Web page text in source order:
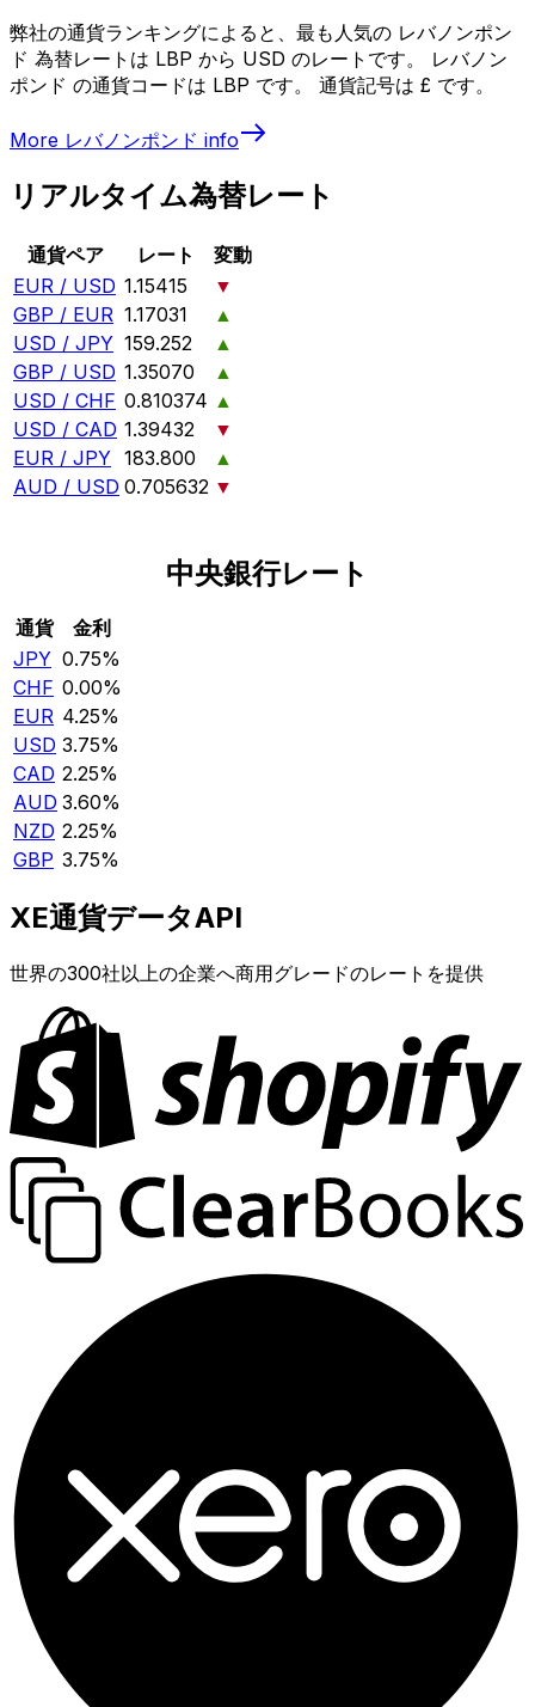
弊社の通貨ランキングによると、最も人気の レバノンポン
ド 為替レートは LBP から USD のレートです。 レバノン
ポンド の通貨コードは LBP です。 通貨記号は £ です。
More レバノンポンド info
リアルタイム為替レート
通貨ペア レート
変動
EUR / USD 1.15415
▼
GBP / EUR 1.17031
▲
USD / JPY 159.252
▲
GBP / USD 1.35070
▲
USD / CHF 0.810374 ▲
USD / CAD 1.39432
▼
EUR / JPY 183.800
▲
AUD / USD 0.705632 ▼
中央銀行レート
通貨
金利
JPY 0.75%
CHF 0.00%
EUR 4.25%
USD 3.75%
CAD 2.25%
AUD 3.60%
NZD 2.25%
GBP 3.75%
XE通貨データAPI
世界の300社以上の企業へ商用グレードのレートを提供